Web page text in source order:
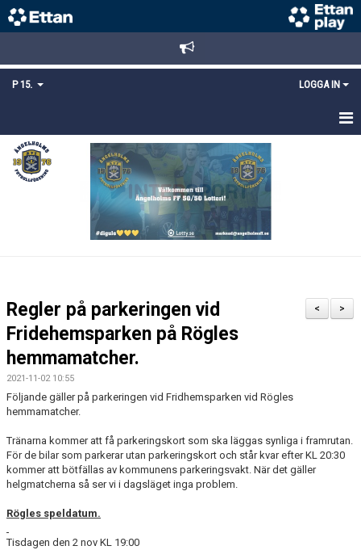
P 15. LOGGA IN
HEM
TRUPPEN
MEDLEMSANMÄLAN
>
<
Regler på parkeringen vid
Fridehemsparken på Rögles
hemmamatcher.
2021-11-02 10:55
Följande gäller på parkeringen vid Fridhemsparken vid Rögles
hemmamatcher.
Tränarna kommer att få parkeringskort som ska läggas synliga i framrutan.
För de bilar som parkerar utan parkeringskort och står kvar efter KL 20:30
kommer att bötfällas av kommunens parkeringsvakt. När det gäller
helgmatcherna så ser vi i dagsläget inga problem.
Rögles speldatum.
Tisdagen den 2 nov KL 19:00